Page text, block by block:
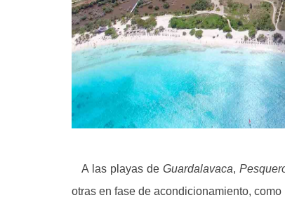
A las playas de Guardalavaca,
otras en fase de acondicionamiento,